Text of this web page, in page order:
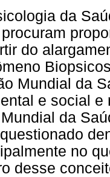
da
do
Mundial da
e social
da
no
desse